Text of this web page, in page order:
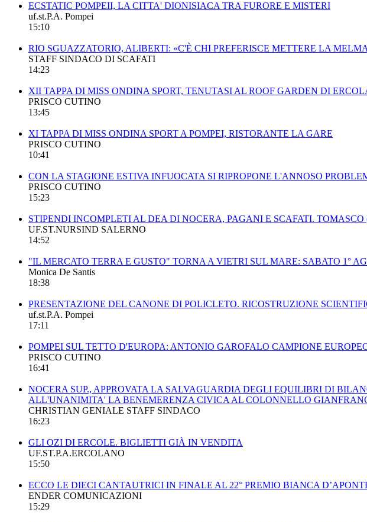
ECSTATIC POMPEII, LA CITTA' DIONISIACA TRA FURORE E MISTERI
uf.st.P.A. Pompei
15:10
RIO SGUAZZATORIO, ALIBERTI: «C'È CHI PREFERISCE METTERE LA
STAFF SINDACO DI SCAFATI
14:23
XII TAPPA DI MISS ONDINA SPORT, TENUTASI AL ROOF GARDEN DI
PRISCO CUTINO
13:45
XI TAPPA DI MISS ONDINA SPORT A POMPEI, RISTORANTE LA GARE
PRISCO CUTINO
10:41
CON LA STAGIONE ESTIVA INFUOCATA SI RIPROPONE L'ANNOSO
PRISCO CUTINO
15:23
STIPENDI INCOMPLETI AL DEA DI NOCERA, PAGANI E SCAFATI.
UF.ST.NURSIND SALERNO
14:52
"IL MERCATO TERRA E GUSTO" TORNA A VIETRI SUL MARE: SABATO 1°
Monica De Santis
18:38
PRESENTAZIONE DEL CANONE DI POLICLETO. RICOSTRUZIONE
uf.st.P.A. Pompei
17:11
POMPEI SUL TETTO D'EUROPA: ANTONIO GAROFALO CAMPIONE
PRISCO CUTINO
16:41
NOCERA SUP., APPROVATA LA SALVAGUARDIA DEGLI EQUILIBRI DI
ALL'UNANIMITA' LA BENEMERENZA CIVICA AL COLONNELLO
CHRISTIAN GENIALE STAFF SINDACO
16:23
GLI OZI DI ERCOLE. BIGLIETTI GIÀ IN VENDITA
UF.ST.P.A.ERCOLANO
15:50
ECCO LE DIECI CANTAUTRICI IN FINALE AL 22° PREMIO BIANCA
ENDER COMUNICAZIONI
15:29